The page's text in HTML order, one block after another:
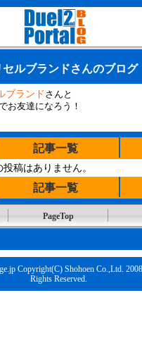
セルブランドさんのブログ
ブランド さんと
お友達になろう！
記事一覧
投稿はありません。
記事一覧
PageTop
Copyright(C) Shohoen Co.,Ltd.
Rights Reserved.